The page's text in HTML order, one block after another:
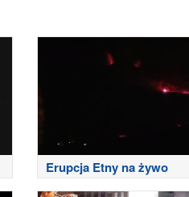
Erupcja Etny na żywo